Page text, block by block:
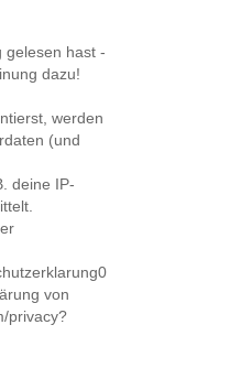
gelesen hast -
dazu!
werden
(und
deine IP-
von
privacy?